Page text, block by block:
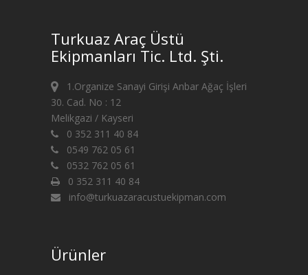
Turkuaz Araç Üstü
Ekipmanları Tic. Ltd. Şti.
1.Organize Sanayi Girişi Anbar Ağaç İşleri
30. Cad. No : 12
Melikgazi / Kayseri
0 352 311 40 84
0549 762 05 61
0532 762 05 61
0 352 311 40 84
info@turkuazaracustuekipman.com
Ürünler